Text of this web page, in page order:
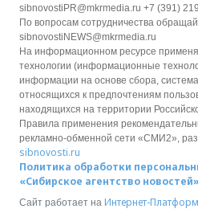
sibnovostiPR@mkrmedia.ru +7 (391)
По вопросам сотрудничества
sibnovostiNEWS@mkrmedia.ru
На информационном ресурсе
технологии (информационные
информации на основе сбора,
относящихся к предпочтениям
находящихся на территории
Правила применения
рекламно-обменной сети «СМИ2»,
sibnovosti.ru
Политика обработки
«Сибирское агентство новостей»
Сайт работает на Интернет-